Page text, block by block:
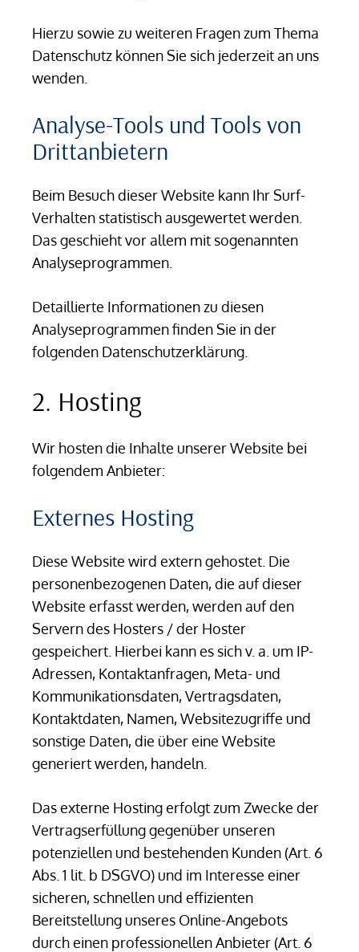
Hierzu sowie zu weiteren Fragen zum Thema
Datenschutz können Sie sich jederzeit an uns
wenden.
Analyse-Tools und Tools von
Dritt­anbietern
Beim Besuch dieser Website kann Ihr Surf-
Verhalten statistisch ausgewertet werden.
Das geschieht vor allem mit sogenannten
Analyseprogrammen.
Detaillierte Informationen zu diesen
Analyseprogrammen finden Sie in der
folgenden Datenschutzerklärung.
2. Hosting
Wir hosten die Inhalte unserer Website bei
folgendem Anbieter:
Externes Hosting
Diese Website wird extern gehostet. Die
personenbezogenen Daten, die auf dieser
Website erfasst werden, werden auf den
Servern des Hosters / der Hoster
gespeichert. Hierbei kann es sich v. a. um IP-
Adressen, Kontaktanfragen, Meta- und
Kommunikationsdaten, Vertragsdaten,
Kontaktdaten, Namen, Websitezugriffe und
sonstige Daten, die über eine Website
generiert werden, handeln.
Das externe Hosting erfolgt zum Zwecke der
Vertragserfüllung gegenüber unseren
potenziellen und bestehenden Kunden (Art. 6
Abs. 1 lit. b DSGVO) und im Interesse einer
sicheren, schnellen und effizienten
Bereitstellung unseres Online-Angebots
durch einen professionellen Anbieter (Art. 6